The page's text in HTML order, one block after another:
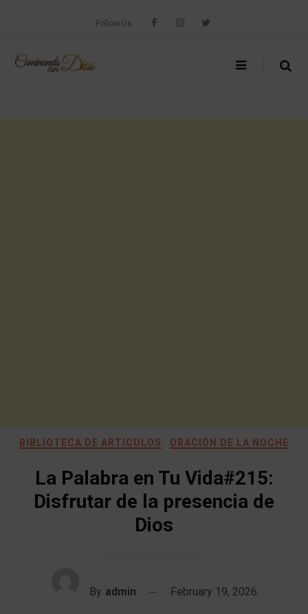
Follow Us
BIBLIOTECA DE ARTICULOS ORACIÓN DE LA NOCHE
La Palabra en Tu Vida#215:
Disfrutar de la presencia de
Dios
By admin February 19, 2026